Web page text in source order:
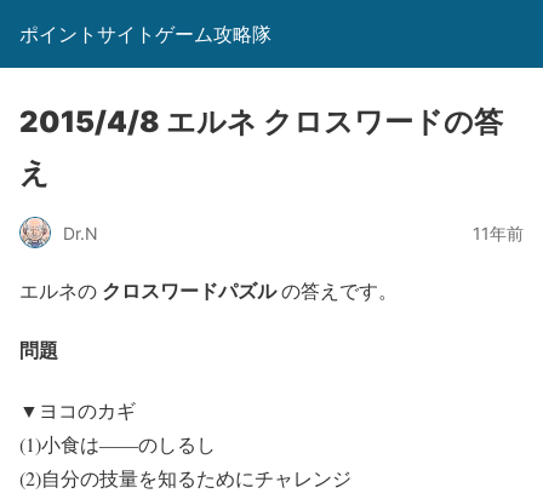
ポイントサイトゲーム攻略隊
2015/4/8 エルネ クロスワードの答
え
Dr.N 11年前
エルネの クロスワードパズルの答えです。
問題
▼ヨコのカギ
(1)小食は――のしるし
(2)自分の技量を知るためにチャレンジ